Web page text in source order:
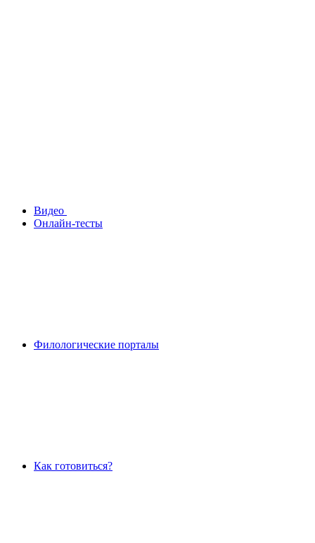
Видео
Онлайн-тесты
Филологические порталы
Как готовиться?